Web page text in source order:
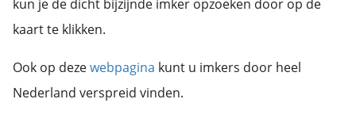
kun je de dicht bijzijnde imker opzoeken door op de
kaart te klikken.
Ook op dezewebpagina kunt u imkers door heel
Nederland verspreid vinden.